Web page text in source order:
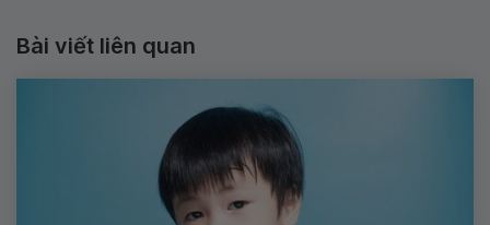
Bài viết liên quan